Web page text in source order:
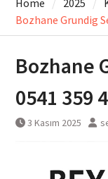
Home 2025
Bozhane Grundig
Bozhane
0541 359
3 Kasım 2025